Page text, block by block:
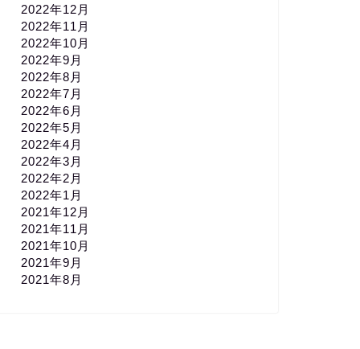
2022年12月
2022年11月
2022年10月
2022年9月
2022年8月
2022年7月
2022年6月
2022年5月
2022年4月
2022年3月
2022年2月
2022年1月
2021年12月
2021年11月
2021年10月
2021年9月
2021年8月